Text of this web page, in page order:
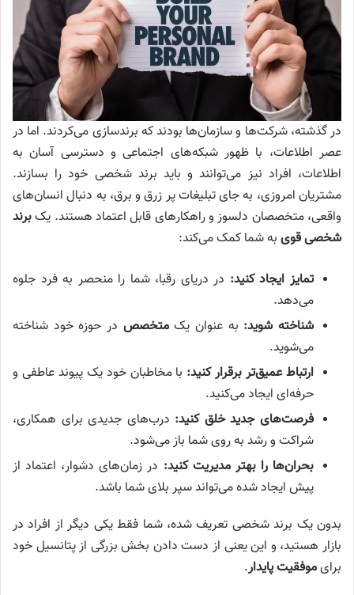
در گذشته، شرکت‌ها و سازمان‌ها بودند که برندسازی می‌کردند. اما در
عصر اطلاعات، با ظهور شبکه‌های اجتماعی و دسترسی آسان به
اطلاعات، افراد نیز می‌توانند و باید برند شخصی خود را بسازند.
مشتریان امروزی، به جای تبلیغات پر زرق و برق، به دنبال انسان‌های
واقعی، متخصصان دلسوز و راهکارهای قابل اعتماد هستند. یکبرند
شخصی قوی به شما کمک می‌کند:
تمایز ایجاد کنید: در دریای رقبا، شما را منحصر به فرد جلوه
می‌دهد.
شناخته شوید: به عنوان یکمتخصص در حوزه خود شناخته
می‌شوید.
ارتباط عمیق‌تر برقرار کنید: با مخاطبان خود یک پیوند عاطفی و
حرفه‌ای ایجاد می‌کنید.
فرصت‌های جدید خلق کنید: درب‌های جدیدی برای همکاری،
شراکت و رشد به روی شما باز می‌شود.
بحران‌ها را بهتر مدیریت کنید: در زمان‌های دشوار، اعتماد از
پیش ایجاد شده می‌تواند سپر بلای شما باشد.
بدون یک برند شخصی تعریف شده، شما فقط یکی دیگر از افراد در
بازار هستید، و این یعنی از دست دادن بخش بزرگی از پتانسیل خود
برایموفقیت پایدار.